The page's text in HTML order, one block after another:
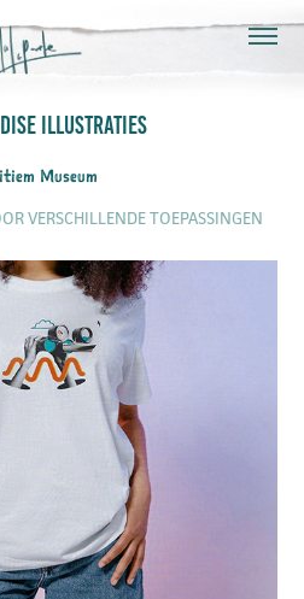
ILLUSTRATIES
Museum
VERSCHILLENDE TOEPASSINGEN